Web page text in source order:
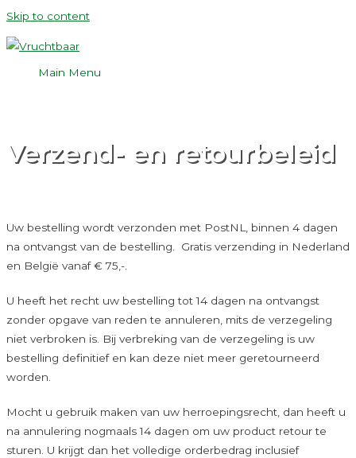
Skip to content
Main Menu
Verzend- en retourbeleid
Uw bestelling wordt verzonden met PostNL, binnen 4 dagen
na ontvangst van de bestelling. Gratis verzending in Nederland
en België vanaf € 75,-.
U heeft het recht uw bestelling tot 14 dagen na ontvangst
zonder opgave van reden te annuleren, mits de verzegeling
niet verbroken is. Bij verbreking van de verzegeling is uw
bestelling definitief en kan deze niet meer geretourneerd
worden.
Mocht u gebruik maken van uw herroepingsrecht, dan heeft u
na annulering nogmaals 14 dagen om uw product retour te
sturen. U krijgt dan het volledige orderbedrag inclusief